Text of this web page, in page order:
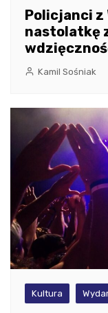
Policjanci z
nastolatkę
Kamil Sośniak
Kultura